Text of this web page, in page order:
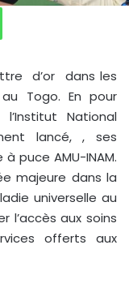
WhatsApp
d’or dans les
Togo. En pour
National
lancé, , ses
puce AMU-INAM.
majeure dans la
universelle au
l’accès aux soins
offerts aux